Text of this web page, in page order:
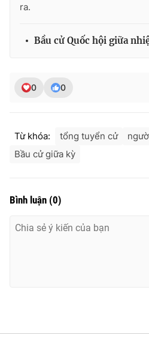
Ðiện thoại Thời báo VTV:
Liên hệ quảng cáo:024-
® Cấm sao chép dưới mọi hình
thuận bằng văn bản. Ghi rõ nguồn
thông tin từ website này.
ra.
Bầu cử Quốc hội giữa
0 0
Từ khóa: tổng tuyển cử
Bầu cử giữa kỳ
Bình luận (0)